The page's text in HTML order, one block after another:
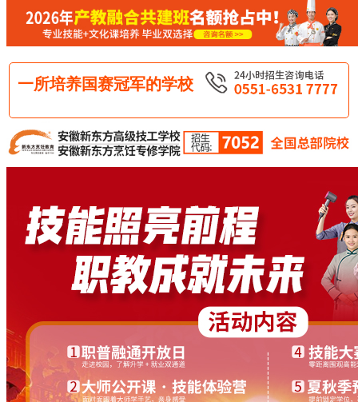
一所培养国赛冠军的学校